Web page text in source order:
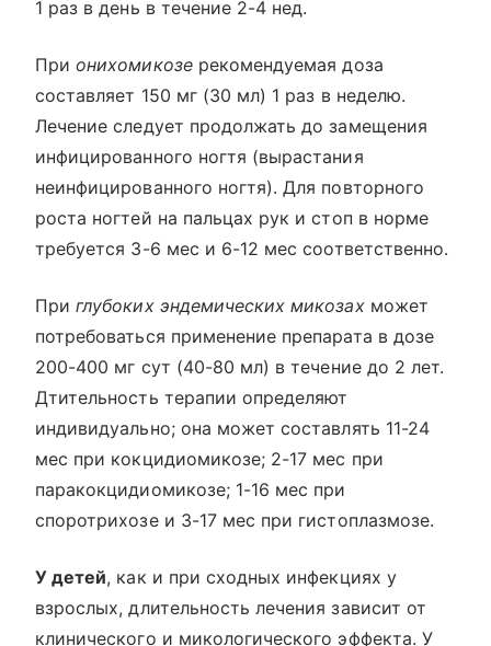
1 раз в день в течение 2-4 нед.
Прионихомикозе рекомендуемая доза
составляет 150 мг (30 мл) 1 раз в неделю.
Лечение следует продолжать до замещения
инфицированного ногтя (вырастания
неинфицированного ногтя). Для повторного
роста ногтей на пальцах рук и стоп в норме
требуется 3-6 мес и 6-12 мес соответственно.
Приглубоких эндемических микозахможет
потребоваться применение препарата в дозе
200-400 мг сут (40-80 мл) в течение до 2 лет.
Дтительность терапии определяют
индивидуально; она может составлять 11-24
мес при кокцидиомикозе; 2-17 мес при
паракокцидиомикозе; 1-16 мес при
споротрихозе и 3-17 мес при гистоплазмозе.
У детей, как и при сходных инфекциях у
взрослых, длительность лечения зависит от
клинического и микологического эффекта. У